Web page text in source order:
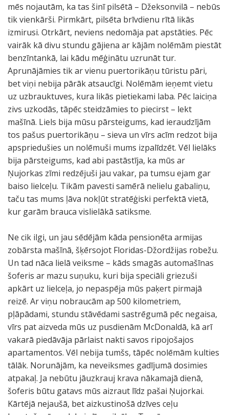
mēs nojautām, ka tas šinī pilsētā – Džeksonvilā – nebūs
tik vienkārši. Pirmkārt, pilsēta brīvdienu rītā likās
izmirusi. Otrkārt, neviens nedomāja pat apstāties. Pēc
vairāk kā divu stundu gājiena ar kājām nolēmām piestāt
benzīntankā, lai kādu mēģinātu uzrunāt tur.
Aprunājāmies tik ar vienu puertorikāņu tūristu pāri,
bet viņi nebija pārāk atsaucīgi. Nolēmām ieņemt vietu
uz uzbrauktuves, kura likās pietiekami laba. Pēc laiciņa
zivs uzkodās, tāpēc steidzāmies to piecirst – lekt
mašīnā. Liels bija mūsu pārsteigums, kad ieraudzījām
tos pašus puertorikāņu – sieva un vīrs acīm redzot bija
apspriedušies un nolēmuši mums izpalīdzēt. Vēl lielāks
bija pārsteigums, kad abi pastāstīja, ka mūs ar
Ņujorkas zīmi redzējuši jau vakar, pa tumsu ejam gar
baiso lielceļu. Tikām pavesti samērā nelielu gabaliņu,
taču tas mums ļāva nokļūt stratēģiski perfektā vietā,
kur garām brauca vislielākā satiksme.
Ne cik ilgi, un jau sēdējām kāda pensionēta armijas
zobārsta mašīnā, šķērsojot Floridas-Džordžijas robežu.
Un tad nāca lielā veiksme – kāds smagās automašīnas
šoferis ar mazu suņuku, kuri bija speciāli griezuši
apkārt uz lielceļa, jo nepaspēja mūs paķert pirmajā
reizē. Ar viņu nobraucām ap 500 kilometriem,
pļāpādami, stundu stāvēdami sastrēgumā pēc negaisa,
vīrs pat aizveda mūs uz pusdienām McDonaldā, kā arī
vakarā piedāvāja pārlaist nakti savos ripojošajos
apartamentos. Vēl nebija tumšs, tāpēc nolēmām kulties
tālāk. Norunājām, ka neveiksmes gadījumā dosimies
atpakaļ. Ja nebūtu jāuzkrauj krava nākamajā dienā,
šoferis būtu gatavs mūs aizraut līdz pašai Ņujorkai.
Kārtējā nejaušā, bet aizkustinošā dzīves ceļu